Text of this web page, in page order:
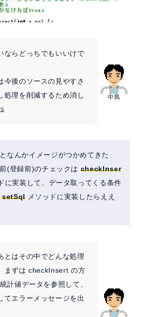
中島
ならどっちでもいいけで
今後のソースの見やすさ
処理を削減するため消し
なんかイメージがつかめてきた
(登録前)のチェックは checkInser
に実装して、データ取ってくる条件
setSqlメソッドに実装したらええ
はその中でどんな処理
まずは checkInsert の方
計値データを参照して、
てエラーメッセージを出